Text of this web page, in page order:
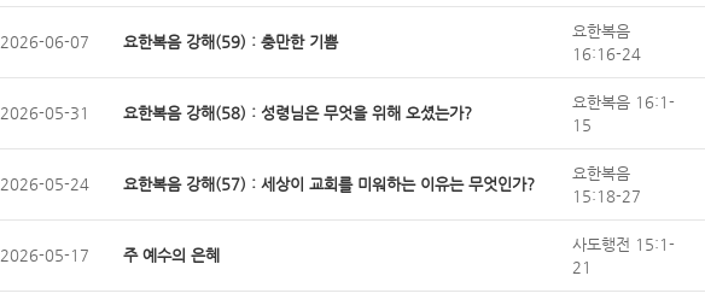
2026-06-07 요한복음 강해(59) : 충만한 기쁨
요한복음
16:16-24
2026-05-31 요한복음 강해(58) : 성령님은 무엇을 위해 오셨는가?
요한복음 16:1-
15
2026-05-24 요한복음 강해(57) : 세상이 교회를 미워하는 이유는 무엇인가?
요한복음
15:18-27
2026-05-17 주 예수의 은혜
사도행전 15:1-
21